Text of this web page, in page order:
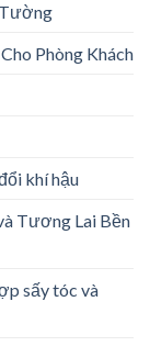
Tường
Phòng Khách
khí hậu
Tương Lai Bền
sấy tóc và